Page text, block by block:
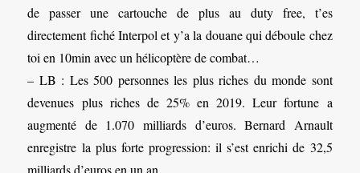
de passer une cartouche de plus au duty free, t’es
directement fiché Interpol et y’a la douane qui déboule chez
toi en 10min avec un hélicoptère de combat…
– LB : Les 500 personnes les plus riches du monde sont
devenues plus riches de 25% en 2019. Leur fortune a
augmenté de 1.070 milliards d’euros. Bernard Arnault
enregistre la plus forte progression: il s’est enrichi de 32,5